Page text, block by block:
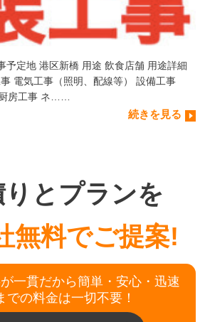
予定地 港区新橋 用途 飲食店舗 用途詳細
電気工事（照明、配線等） 設備工事
房工事 ネ……
続きを見る
りとプランを
無料でご提案!
一貫だから簡単・安心・迅速
での料金は一切不要！